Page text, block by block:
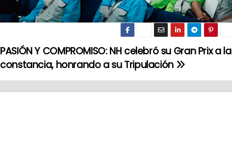
PASIÓN Y COMPROMISO: NH celebró su Gran Prix a la
constancia, honrando a su Tripulación